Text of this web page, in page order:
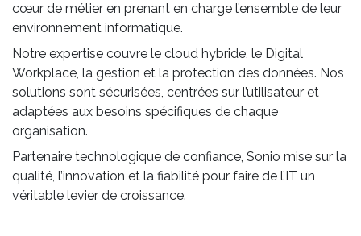
cœur de métier en prenant en charge l’ensemble de leur
environnement informatique.
Notre expertise couvre le cloud hybride, le Digital
Workplace, la gestion et la protection des données. Nos
solutions sont sécurisées, centrées sur l’utilisateur et
adaptées aux besoins spécifiques de chaque
organisation.
Partenaire technologique de confiance, Sonio mise sur la
qualité, l’innovation et la fiabilité pour faire de l’IT un
véritable levier de croissance.